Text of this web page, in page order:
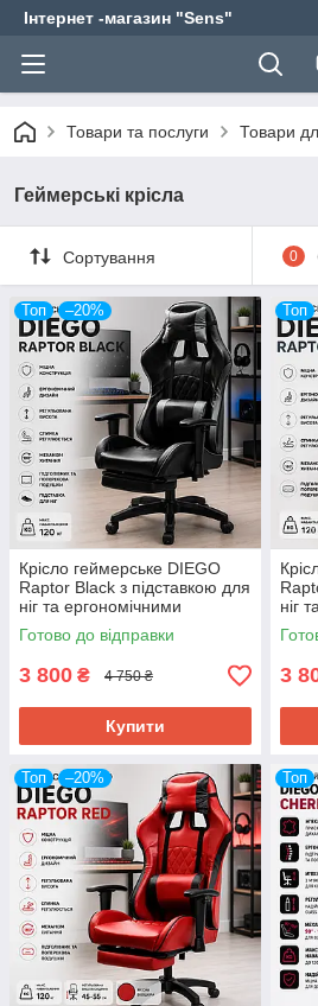
Інтернет -магазин "Sens"
Товари та послуги Товари
Геймерські крісла
Сортування 0
Топ –20%
Крісло геймерське DIEGO
Raptor Black з підставкою для
ніг та ергономічними
подушками
Готово до відправки
3 800 ₴ 4 750 ₴
Купити
Топ
ніг
3
Топ –20% Топ